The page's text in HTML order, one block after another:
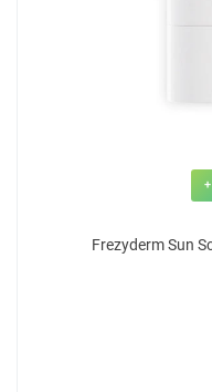
Frezyderm Sun